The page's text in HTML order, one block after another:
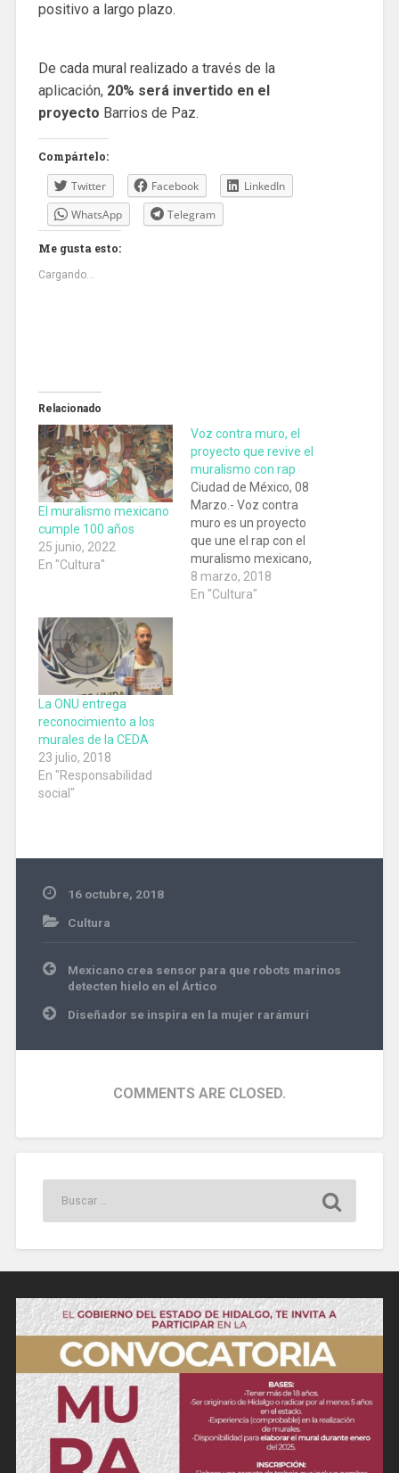
positivo a largo plazo.
De cada mural realizado a través de la
aplicación, 20% será invertido en el
proyecto Barrios de Paz.
Compártelo:
Twitter Facebook
LinkedIn
WhatsApp
Telegram
Me gusta esto:
Cargando...
Relacionado
El muralismo mexicano
cumple 100 años
25 junio, 2022
En "Cultura"
Voz contra muro, el
proyecto que revive el
muralismo con rap
Ciudad de México, 08
Marzo.- Voz contra
muro es un proyecto
que une el rap con el
muralismo mexicano,
todo surgió gracias a la
idea de Mario Romero
8 marzo, 2018
En "Cultura"
La ONU entrega
reconocimiento a los
murales de la CEDA
23 julio, 2018
En "Responsabilidad
social"
16 octubre, 2018
Cultura
Navegación
de
entradas
Mexicano crea sensor para que robots marinos
detecten hielo en el Ártico
Diseñador se inspira en la mujer rarámuri
COMMENTS ARE CLOSED.